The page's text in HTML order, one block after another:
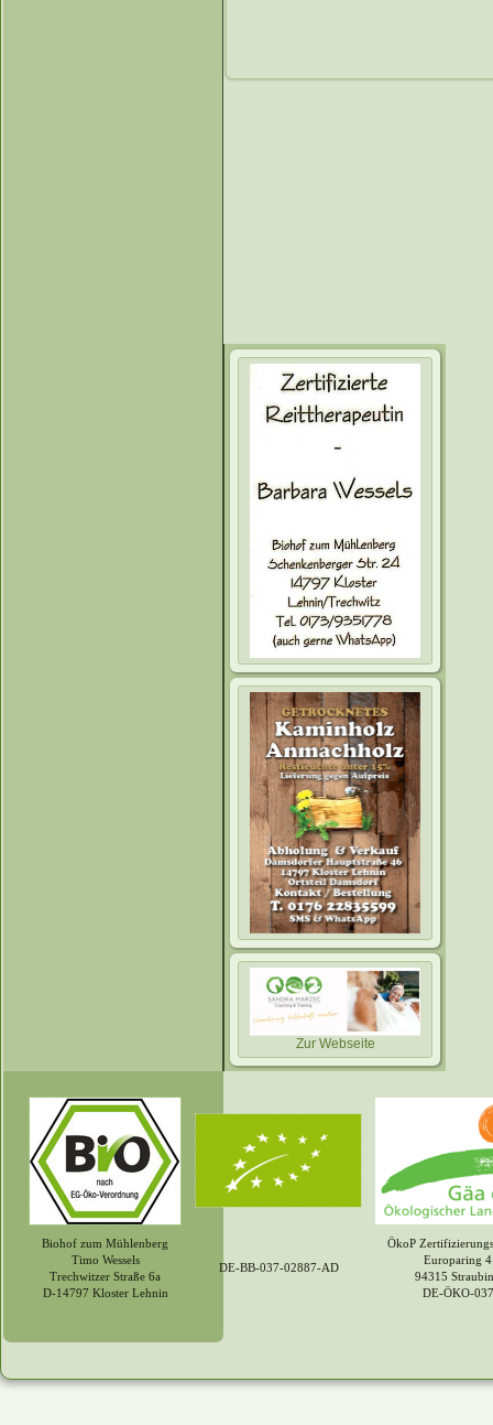
Zur Webseite
Biohof zum Mühlenberg
Timo Wessels
Trechwitzer Straße 6a
D-14797 Kloster Lehnin
DE-BB-037-02887-AD
ÖkoP
Europaring 4
94315
DE-ÖKO-037